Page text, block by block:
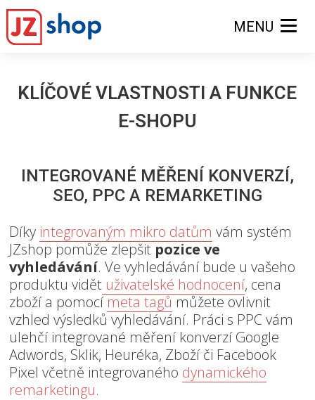
MENU
KLÍČOVÉ VLASTNOSTI A FUNKCE
E-SHOPU
INTEGROVANÉ MĚŘENÍ KONVERZÍ,
SEO, PPC A REMARKETING
Díky integrovaným mikro datům vám systém
JZshop pomůže zlepšit pozice ve
vyhledávání. Ve vyhledávání bude u vašeho
produktu vidět uživatelské hodnocení, cena
zboží a pomocí meta tagů můžete ovlivnit
vzhled výsledků vyhledávání. Práci s PPC vám
ulehčí integrované měření konverzí Google
Adwords, Sklik, Heuréka, Zboží či Facebook
Pixel včetně integrovaného dynamického
remarketingu.